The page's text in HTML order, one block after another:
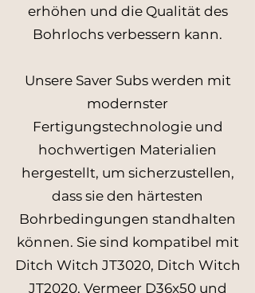
erhöhen und die Qualität des
Bohrlochs verbessern kann.
Unsere Saver Subs werden mit
modernster
Fertigungstechnologie und
hochwertigen Materialien
hergestellt, um sicherzustellen,
dass sie den härtesten
Bohrbedingungen standhalten
können. Sie sind kompatibel mit
Ditch Witch JT3020, Ditch Witch
JT2020, Vermeer D36x50 und